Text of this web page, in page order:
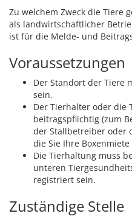
Zu welchem Zweck die Tiere
als landwirtschaftlicher
ist für die Melde- und
Voraussetzungen
Der Standort der Tiere
sein.
Der Tierhalter oder die
beitragspflichtig (zum
der Stallbetreiber oder
die Sie Ihre
Die Tierhaltung muss
unteren
registriert sein.
Zuständige Stelle